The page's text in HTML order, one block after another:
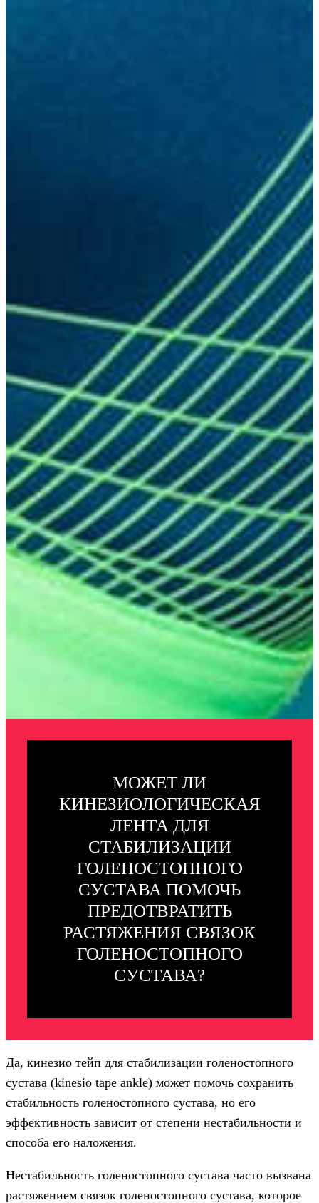
МОЖЕТ ЛИ
КИНЕЗИОЛОГИЧЕСКАЯ
ЛЕНТА ДЛЯ
СТАБИЛИЗАЦИИ
ГОЛЕНОСТОПНОГО
СУСТАВА ПОМОЧЬ
ПРЕДОТВРАТИТЬ
РАСТЯЖЕНИЯ СВЯЗОК
ГОЛЕНОСТОПНОГО
СУСТАВА?
Да, кинезио тейп для стабилизации голеностопного
сустава (kinesio tape ankle) может помочь сохранить
стабильность голеностопного сустава, но его
эффективность зависит от степени нестабильности и
способа его наложения.
Нестабильность голеностопного сустава часто вызвана
растяжением связок голеностопного сустава, которое